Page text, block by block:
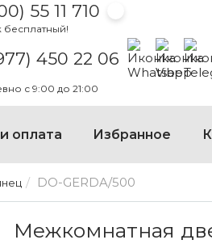
55 11 710
бесплатный!
450 22 06
Написать на
с 9:00 до 21:00
оплата Избранное
DO-GERDA/500
Межкомнатная